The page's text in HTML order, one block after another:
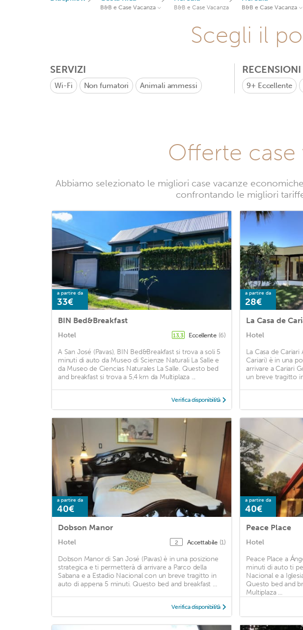
B&B e Case Vacanza B&B e Case Vacanza B&B e Case Vacanza
Scegli il
SERVIZI
Wi-Fi Non fumatori Animali ammessi
RECENSIONI
9+ Eccellente
Offerte case
Abbiamo selezionato le migliori case vacanze
confrontando le migliori
a partire da
33€
BIN Bed&Breakfast
Hotel 13,3 Eccellente (6)
A San José (Pavas), BIN Bed&Breakfast si trova a soli 5
minuti di auto da Museo di Scienze Naturali La Salle e
da Museo de Ciencias Naturales La Salle. Questo bed
and breakfast si trova a 5,4 km da Multiplaza ...
Verifica disponibilità
a partire da
28€
La Casa de
Hotel
La Casa de
Cariari) è in una
arrivare a Cariari
un breve tragitto
a partire da
40€
Dobson Manor
Hotel 2 Accettabile (1)
Dobson Manor di San José (Pavas) è in una posizione
strategica e ti permetterà di arrivare a Parco della
Sabana e a Estadio Nacional con un breve tragitto in
auto di appena 5 minuti. Questo bed and breakfast ...
Verifica disponibilità
a partire da
40€
Peace Place
Hotel
Peace Place a
minuti di auto ti
Nacional e a
Questo bed and
Multiplaza ...